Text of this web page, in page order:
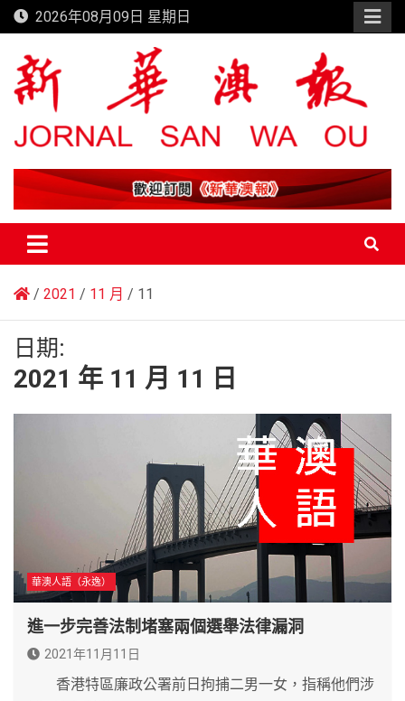
Skip
to
content
2026年08月09日 星期日
新華澳報
2021 11 月 11
日期:
2021 年 11 月 11 日
華澳人語（永逸）
進一步完善法制堵塞兩個選舉法律漏洞
2021年11月11日
香港特區廉政公署前日拘捕二男一女，指稱他們涉